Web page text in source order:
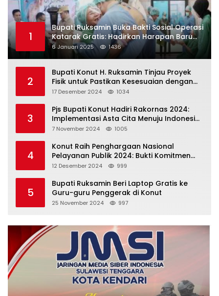
1
Bupati Ruksamin Buka Bakti Sosial Operasi
Katarak Gratis: Hadirkan Harapan Baru
bagi Masyarakat Konut
6 Januari 2025 1436
2
Bupati Konut H. Ruksamin Tinjau Proyek
Fisik untuk Pastikan Kesesuaian dengan
Perencanaan
17 Desember 2024 1034
3
Pjs Bupati Konut Hadiri Rakornas 2024:
Implementasi Asta Cita Menuju Indonesia
Emas
7 November 2024 1005
4
Konut Raih Penghargaan Nasional
Pelayanan Publik 2024: Bukti Komitmen
Menuju Pelayanan Prima
12 Desember 2024 999
5
Bupati Ruksamin Beri Laptop Gratis ke
Guru-guru Penggerak di Konut
25 November 2024 997